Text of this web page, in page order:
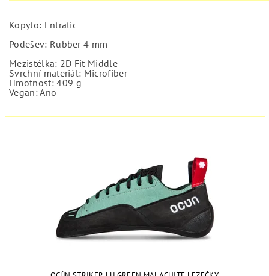
Kopyto: Entratic
Podešev: Rubber 4 mm
Mezistélka: 2D Fit Middle
Svrchní materiál: Microfiber
Hmotnost:409 g
Vegan:Ano